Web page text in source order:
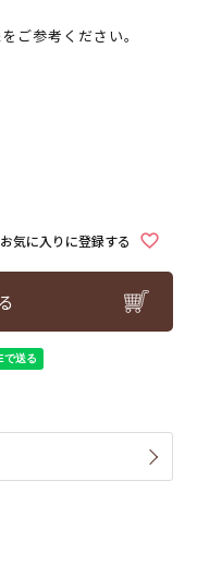
ご参考ください。
お気に入りに登録する